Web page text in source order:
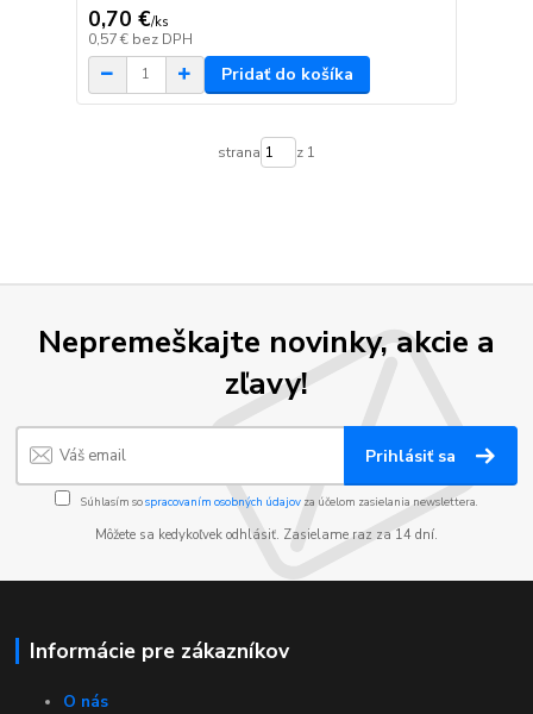
0,70 €/ks
0,57 € bez DPH
Pridať do košíka
strana z 1
Nepremeškajte novinky, akcie a
zľavy!
Prihlásiť sa
Súhlasím sospracovaním osobných údajov za účelom zasielania newslettera.
Môžete sa kedykoľvek odhlásiť. Zasielame raz za 14 dní.
Informácie pre zákazníkov
O nás